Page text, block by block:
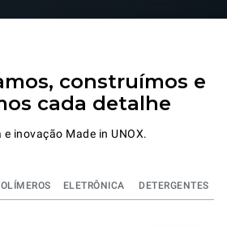
construímos e
cada detalhe
e inovação Made in UNOX.
ELETRÔNICA DETERGENTES